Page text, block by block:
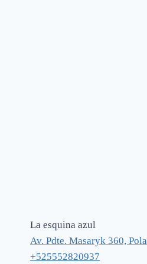
La esquina azul
Av. Pdte. Masaryk 360,
+525552820937